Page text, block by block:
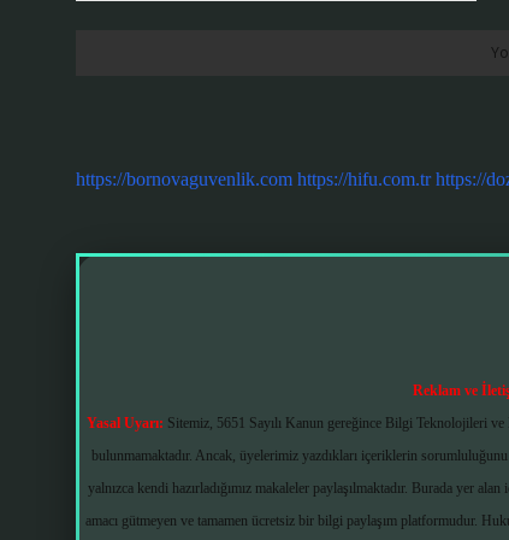
https://bornovaguvenlik.com https://hifu.com.tr https://
Reklam ve
Yasal Uyarı: Sitemiz, 5651 Sayılı Kanun gereğince Bilgi Teknolojileri
bulunmamaktadır. Ancak, üyelerimiz yazdıkları içeriklerin
yalnızca kendi hazırladığımız makaleler paylaşılmaktadır. Burada yer
amacı gütmeyen ve tamamen ücretsiz bir bilgi paylaşım platformudur.